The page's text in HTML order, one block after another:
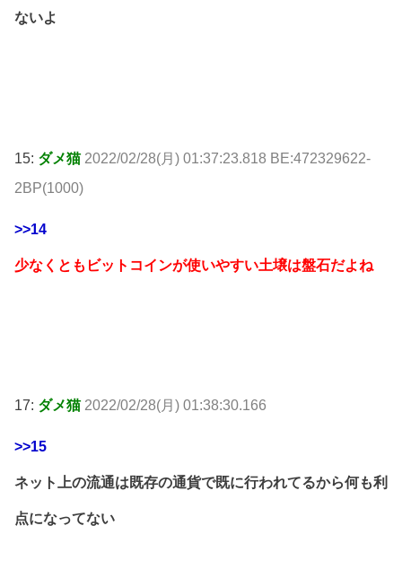
ないよ
15: ダメ猫 2022/02/28(月) 01:37:23.818 BE:472329622-
2BP(1000)
>>14
少なくともビットコインが使いやすい土壌は盤石だよね
17: ダメ猫 2022/02/28(月) 01:38:30.166
>>15
ネット上の流通は既存の通貨で既に行われてるから何も利
点になってない